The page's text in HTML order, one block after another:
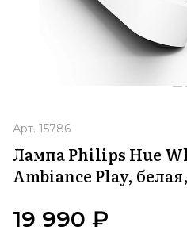
Арт. 15786
Лампа Philips Hue
Ambiance Play,
19 990 ₽